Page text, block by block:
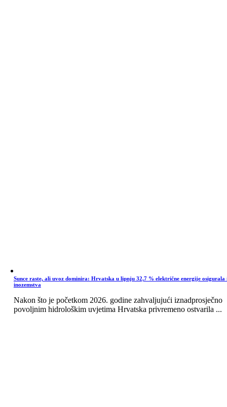
Sunce raste, ali uvoz dominira: Hrvatska u lipnju 32,7 % električne energije osigurala
inozemstva
Nakon što je početkom 2026. godine zahvaljujući iznadprosječno
povoljnim hidrološkim uvjetima Hrvatska privremeno ostvarila ...